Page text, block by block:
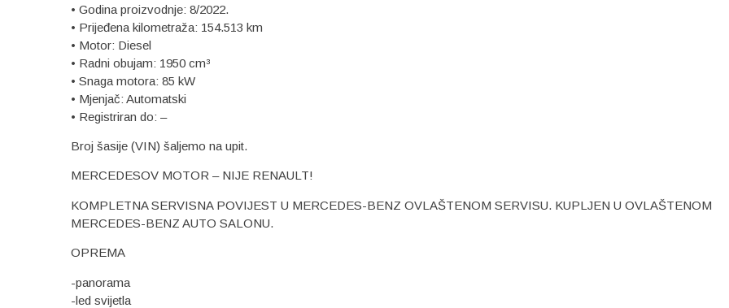
• Godina proizvodnje: 8/2022.
• Prijeđena kilometraža: 154.513 km
• Motor: Diesel
• Radni obujam: 1950 cm³
• Snaga motora: 85 kW
• Mjenjač: Automatski
• Registriran do: –
Broj šasije (VIN) šaljemo na upit.
MERCEDESOV MOTOR – NIJE RENAULT!
KOMPLETNA SERVISNA POVIJEST U MERCEDES-BENZ OVLAŠTENOM SERVISU. KUPLJEN U OVLAŠTENOM
MERCEDES-BENZ AUTO SALONU.
OPREMA
-panorama
-led svijetla